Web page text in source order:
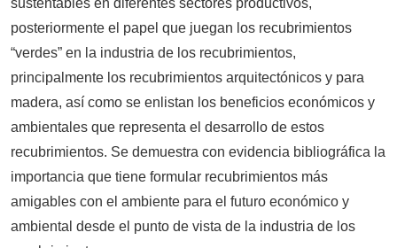
sustentables en diferentes sectores productivos,
posteriormente el papel que juegan los recubrimientos
“verdes” en la industria de los recubrimientos,
principalmente los recubrimientos arquitectónicos y para
madera, así como se enlistan los beneficios económicos y
ambientales que representa el desarrollo de estos
recubrimientos. Se demuestra con evidencia bibliográfica la
importancia que tiene formular recubrimientos más
amigables con el ambiente para el futuro económico y
ambiental desde el punto de vista de la industria de los